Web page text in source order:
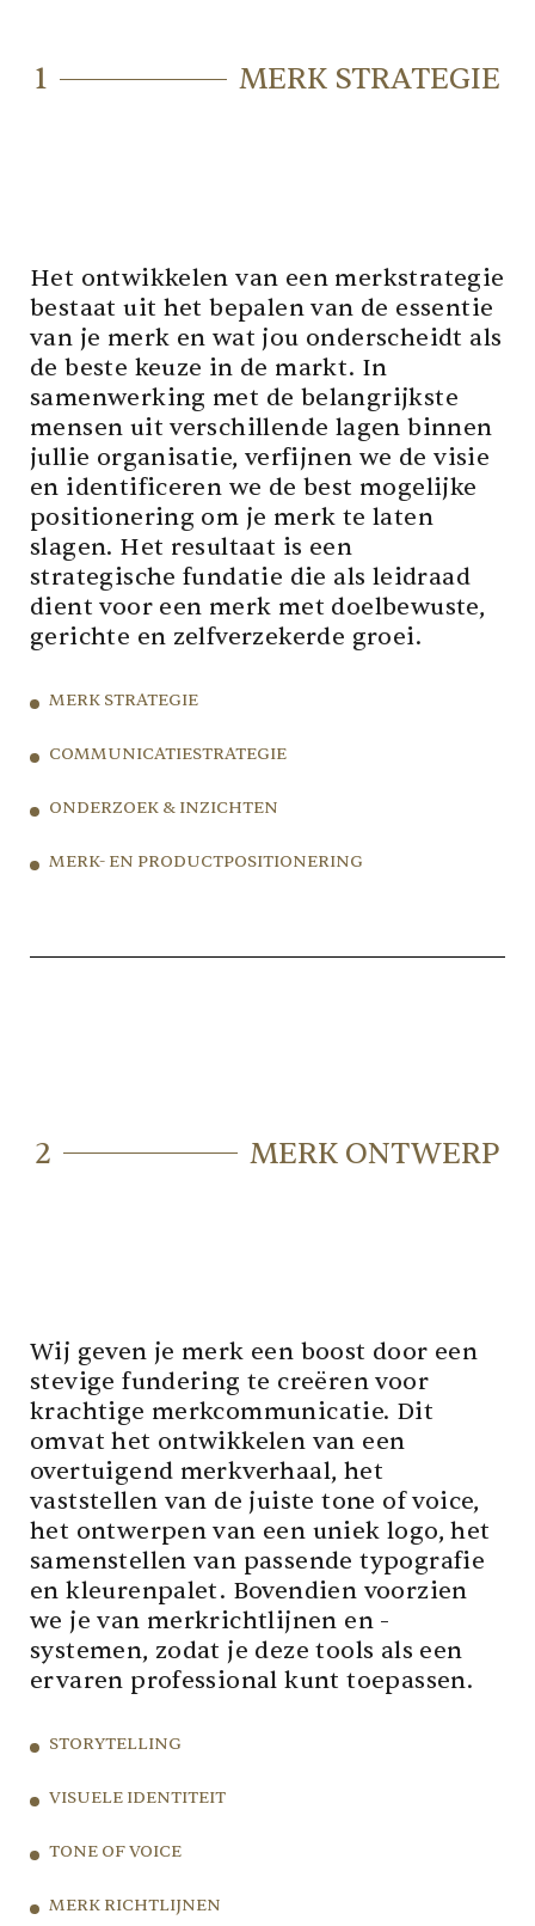
1 MERK STRATEGIE
Het ontwikkelen van een merkstrategie
bestaat uit het bepalen van de essentie
van je merk en wat jou onderscheidt als
de beste keuze in de markt. In
samenwerking met de belangrijkste
mensen uit verschillende lagen binnen
jullie organisatie, verfijnen we de visie
en identificeren we de best mogelijke
positionering om je merk te laten
slagen. Het resultaat is een
strategische fundatie die als leidraad
dient voor een merk met doelbewuste,
gerichte en zelfverzekerde groei.
MERK STRATEGIE
COMMUNICATIESTRATEGIE
ONDERZOEK & INZICHTEN
MERK- EN PRODUCTPOSITIONERING
2 MERK ONTWERP
Wij geven je merk een boost door een
stevige fundering te creëren voor
krachtige merkcommunicatie. Dit
omvat het ontwikkelen van een
overtuigend merkverhaal, het
vaststellen van de juiste tone of voice,
het ontwerpen van een uniek logo, het
samenstellen van passende typografie
en kleurenpalet. Bovendien voorzien
we je van merkrichtlijnen en -
systemen, zodat je deze tools als een
ervaren professional kunt toepassen.
STORYTELLING
VISUELE IDENTITEIT
TONE OF VOICE
MERK RICHTLIJNEN